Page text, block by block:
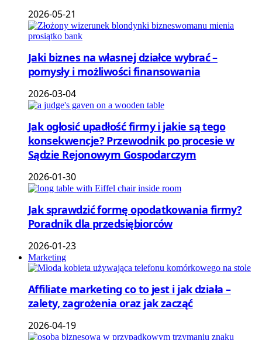
2026-05-21
Jaki biznes na własnej działce wybrać –
pomysły i możliwości finansowania
2026-03-04
Jak ogłosić upadłość firmy i jakie są tego
konsekwencje? Przewodnik po procesie w
Sądzie Rejonowym Gospodarczym
2026-01-30
Jak sprawdzić formę opodatkowania firmy?
Poradnik dla przedsiębiorców
2026-01-23
Marketing
Affiliate marketing co to jest i jak działa –
zalety, zagrożenia oraz jak zacząć
2026-04-19